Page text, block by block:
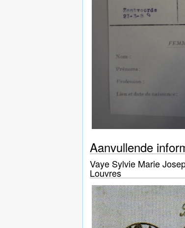
Aanvullende
Vaye Sylvie Marie
Louvres